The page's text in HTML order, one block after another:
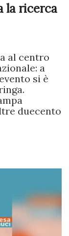
la ricerca
al centro
a
si è
duecento